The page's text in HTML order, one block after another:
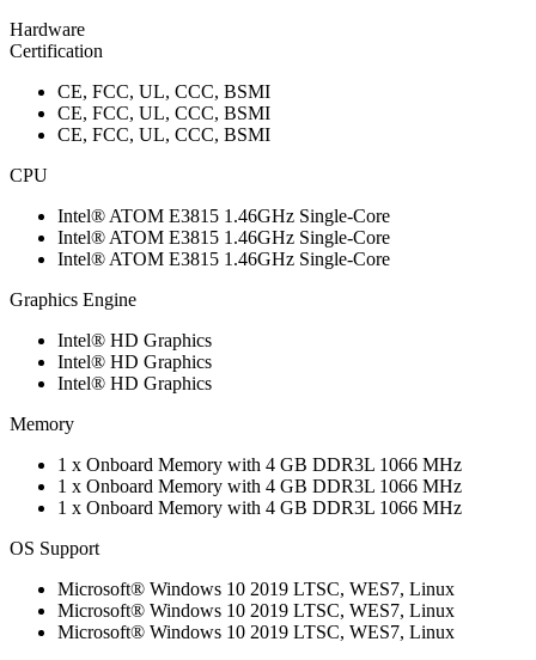
Hardware
Certification
CE, FCC, UL, CCC, BSMI
CE, FCC, UL, CCC, BSMI
CE, FCC, UL, CCC, BSMI
CPU
Intel® ATOM E3815 1.46GHz Single-Core
Intel® ATOM E3815 1.46GHz Single-Core
Intel® ATOM E3815 1.46GHz Single-Core
Graphics Engine
Intel® HD Graphics
Intel® HD Graphics
Intel® HD Graphics
Memory
1 x Onboard Memory with 4 GB DDR3L 1066 MHz
1 x Onboard Memory with 4 GB DDR3L 1066 MHz
1 x Onboard Memory with 4 GB DDR3L 1066 MHz
OS Support
Microsoft® Windows 10 2019 LTSC, WES7, Linux
Microsoft® Windows 10 2019 LTSC, WES7, Linux
Microsoft® Windows 10 2019 LTSC, WES7, Linux